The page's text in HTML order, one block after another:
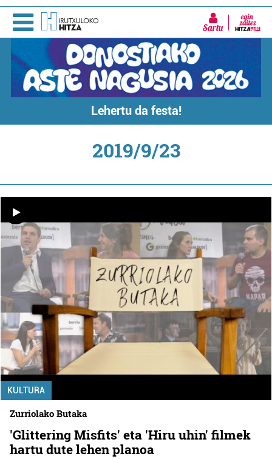
Sartu
Lehertu da festa!
2019/9/23
KULTURA
Zurriolako Butaka
'Glittering Misfits' eta 'Hiru uhin' filmek
hartu dute lehen planoa